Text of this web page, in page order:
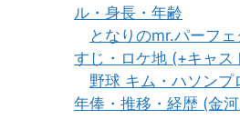
ル・身長・年齢
となりのmr.パーフ
すじ・ロケ地 (+キャス
野球 キム・ハソンプ
年俸・推移・経歴 (金